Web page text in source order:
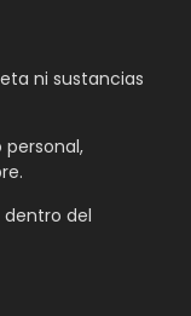
ni sustancias
dentro del